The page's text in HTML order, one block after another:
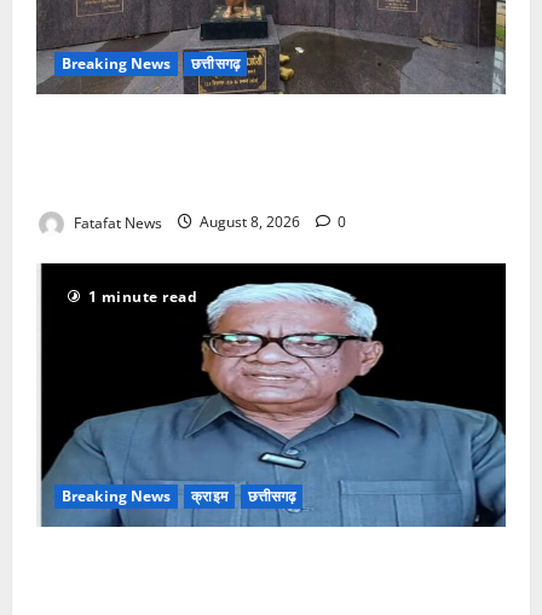
Breaking News छत्तीसगढ़
Fatafat News August 8, 2026 0
1 minute read
Breaking News क्राइम छत्तीसगढ़